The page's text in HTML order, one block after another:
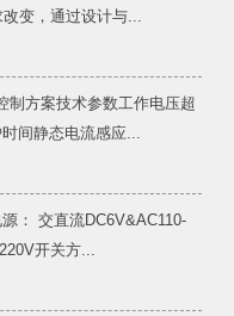
改变，通过设计与...
制方案技术参数工作电压超
间静态电流感应...
： 交直流DC6V&AC110-
220V开关方...